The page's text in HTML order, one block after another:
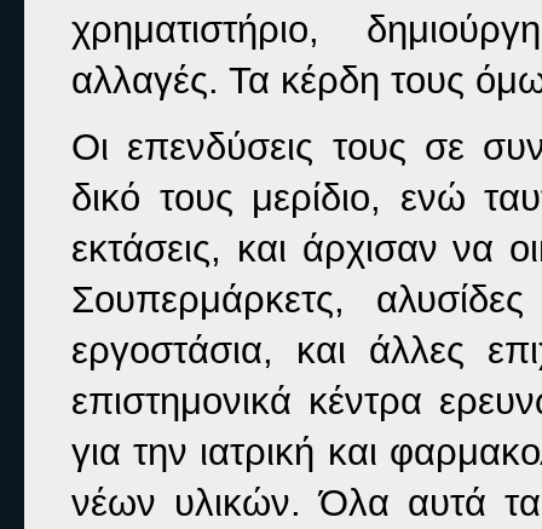
χρηματιστήριο,
αλλαγές. Τα κέρδη τους
Οι επενδύσεις τους σε
δικό τους μερίδιο, ενώ
εκτάσεις, και άρχισαν να
Σουπερμάρκετς,
εργοστάσια, και άλλες
επιστημονικά κέντρα
για την ιατρική και
νέων υλικών. Όλα αυτά τα